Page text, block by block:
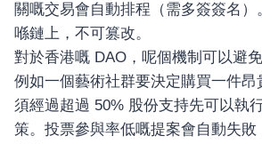
關嘅交易會自動排程（需多簽簽名
喺鏈上，不可篡改。
對於香港嘅 DAO，呢個機制可以避
例如一個藝術社群要決定購買一件昂
須經過超過 50% 股份支持先可以執
策。投票參與率低嘅提案會自動失敗